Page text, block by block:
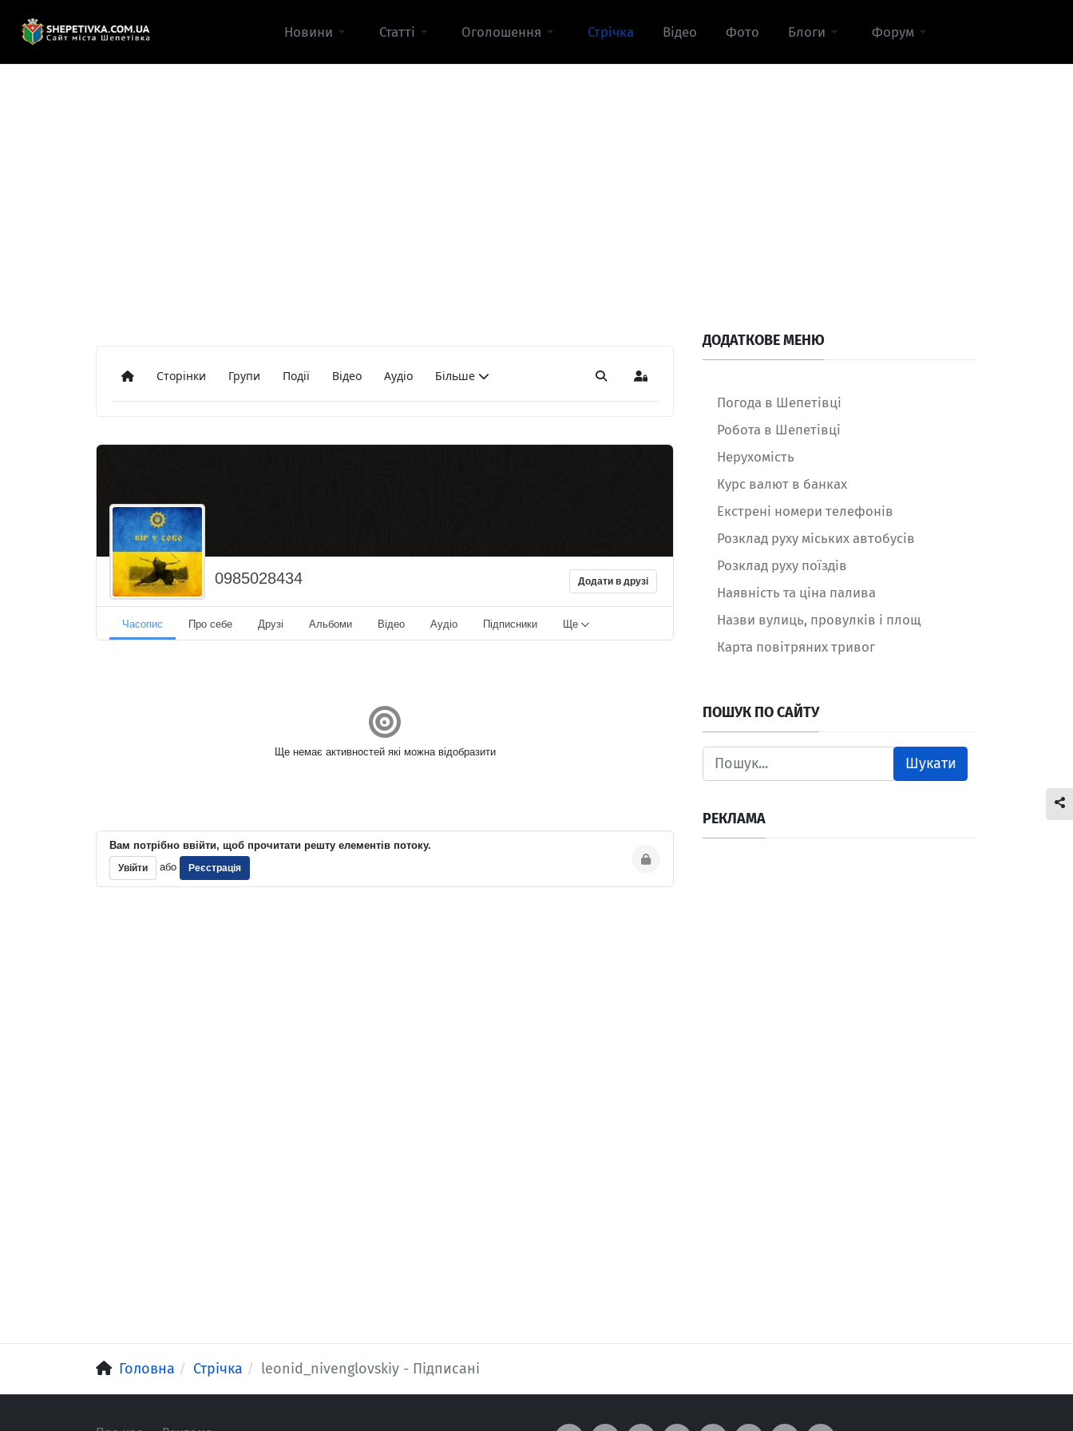
Новини Статті Оголошення Стрічка Відео Фото Блоги Форум
ДодомуСторінки Групи Події Відео Аудіо Більше Пошук Sign In
0985028434 Додати в друзі
Часопис Про себе Друзі Альбоми Відео Аудіо Підписники Ще
Ще немає активностей які можна відобразити
Вам потрібно ввійти, щоб прочитати решту елементів потоку.
Увійти або Реєстрація
ДОДАТКОВЕ МЕНЮ
Погода в Шепетівці
Робота в Шепетівці
Нерухомість
Курс валют в банках
Екстрені номери телефонів
Розклад руху міських автобусів
Розклад руху поїздів
Наявність та ціна палива
Назви вулиць, провулків і площ
Карта повітряних тривог
ПОШУК ПО САЙТУ
Шукати
РЕКЛАМА
Головна Стрічка leonid_nivenglovskiy - Підписані